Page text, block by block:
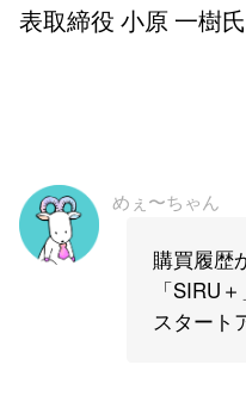
表取締役 小原 一樹
めぇ〜ちゃん
購買履歴
「SIRU
スタート